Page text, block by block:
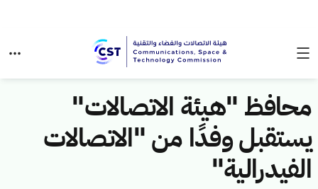
محافظ "هيئة الاتصالات"
يستقبل وفدًا من "الاتصالات
الفيدرالية"